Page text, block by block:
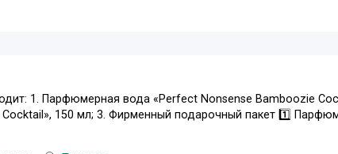
1. Парфюмерная вода «Perfect Nonsense Bamboozie
150 мл; 3. Фирменный подарочный пакет 1️⃣